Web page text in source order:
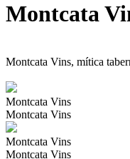
Montcata
Montcata Vins, mítica
Montcata Vins
Montcata Vins
Montcata Vins
Montcata Vins